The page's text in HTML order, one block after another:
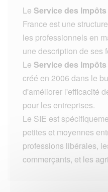
Le Service des
France est une
les professionnels en
une description de ses
Le Service des
créé en 2006 dans le
d'améliorer l'efficacité
pour les entreprises.
Le SIE est
petites et moyennes
professions libérales,
commerçants, et les